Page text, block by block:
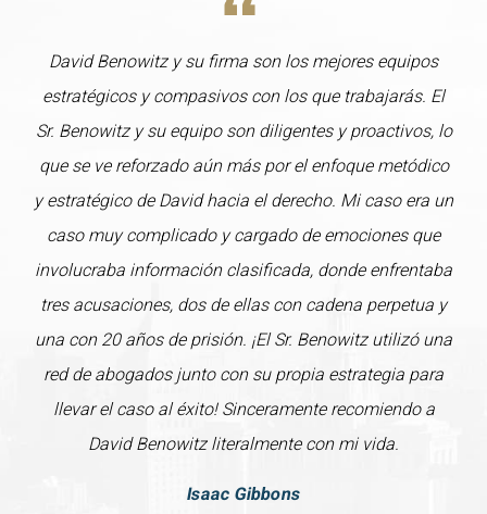
David Benowitz y su firma son los mejores equipos
estratégicos y compasivos con los que trabajarás. El
Sr. Benowitz y su equipo son diligentes y proactivos, lo
que se ve reforzado aún más por el enfoque metódico
y estratégico de David hacia el derecho. Mi caso era un
caso muy complicado y cargado de emociones que
involucraba información clasificada, donde enfrentaba
tres acusaciones, dos de ellas con cadena perpetua y
una con 20 años de prisión. ¡El Sr. Benowitz utilizó una
red de abogados junto con su propia estrategia para
llevar el caso al éxito! Sinceramente recomiendo a
David Benowitz literalmente con mi vida.
Isaac Gibbons